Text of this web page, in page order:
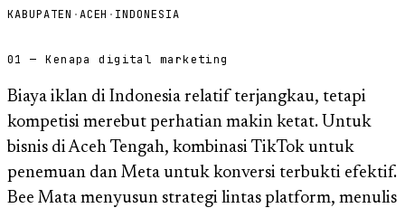
KABUPATEN ·ACEH · INDONESIA
01 — Kenapa digital marketing
Biaya iklan di Indonesia relatif terjangkau, tetapi
kompetisi merebut perhatian makin ketat. Untuk
bisnis di Aceh Tengah, kombinasi TikTok untuk
penemuan dan Meta untuk konversi terbukti efektif.
Bee Mata menyusun strategi lintas platform, menulis